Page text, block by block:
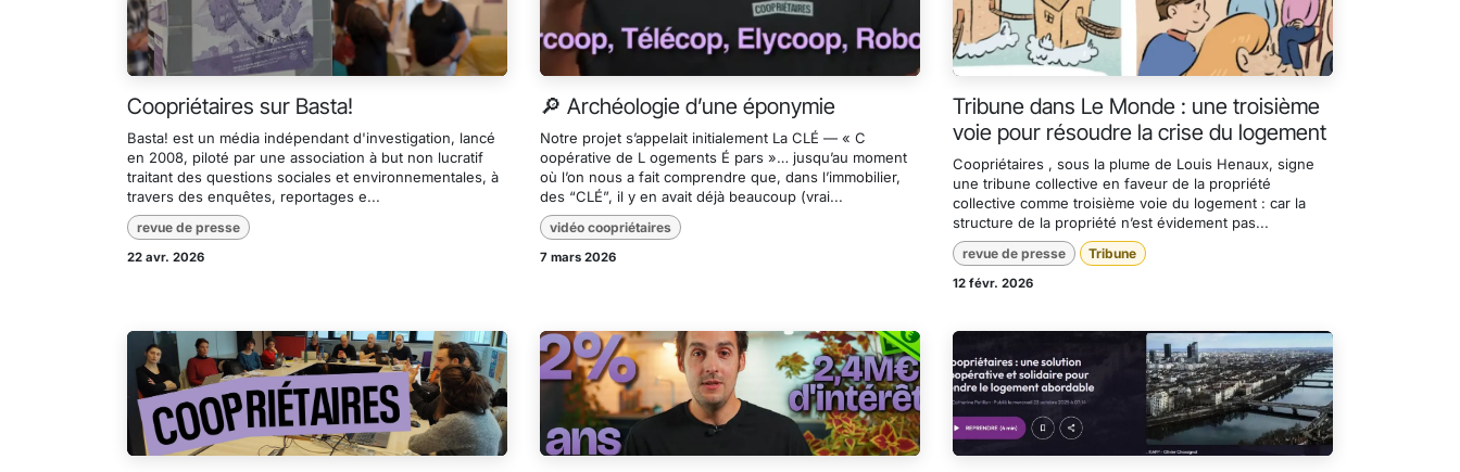
Coopriétaires sur Basta!
Basta! est un média indépendant d'investigation, lancé
en 2008, piloté par une association à but non lucratif
traitant des questions sociales et environnementales, à
travers des enquêtes, reportages e...
revue de presse
22 avr. 2026
🔎 Archéologie d’une éponymie
Notre projet s’appelait initialement La CLÉ — « C
oopérative de L ogements É pars »… jusqu’au moment
où l’on nous a fait comprendre que, dans l’immobilier,
des “CLÉ”, il y en avait déjà beaucoup (vrai...
vidéo coopriétaires
7 mars 2026
Tribune dans Le Monde : une troisième
voie pour résoudre la crise du logement
Coopriétaires , sous la plume de Louis Henaux, signe
une tribune collective en faveur de la propriété
collective comme troisième voie du logement : car la
structure de la propriété n’est évidement pas...
revue de presse Tribune
12 févr. 2026